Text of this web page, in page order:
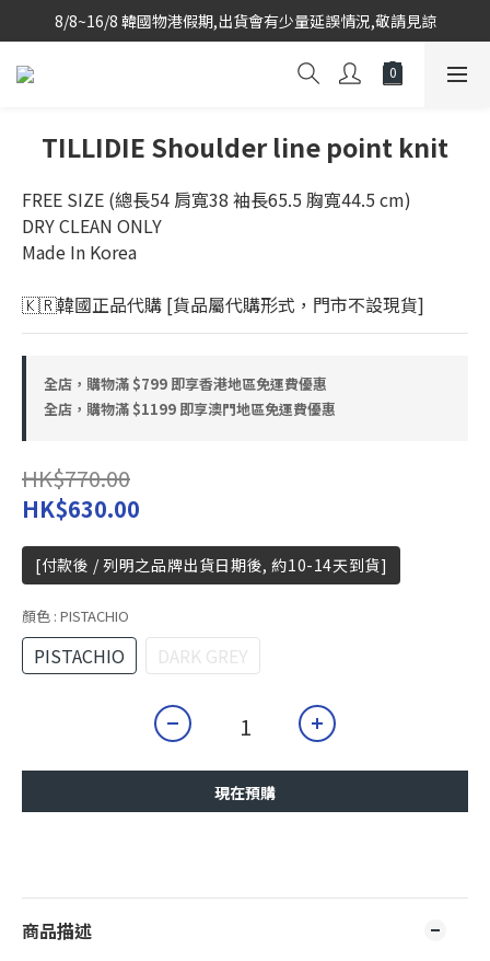
韓國當地代購團隊,每星期韓國直送香港
8/8~16/8 韓國物港假期,出貨會有少量延誤情況,敬請見諒
韓國當地代購團隊,每星期韓國直送香港
TILLIDIE Shoulder line point knit
FREE SIZE (總長54 肩寬38 袖長65.5 胸寬44.5 cm)
DRY CLEAN ONLY
Made In Korea
🇰🇷韓國正品代購 [貨品屬代購形式，門市不設現貨]
全店，購物滿 $799 即享香港地區免運費優惠
全店，購物滿 $1199 即享澳門地區免運費優惠
HK$770.00
HK$630.00
[付款後 / 列明之品牌出貨日期後, 約10-14天到貨]
顏色 : PISTACHIO
PISTACHIO DARK GREY
現在預購
商品描述